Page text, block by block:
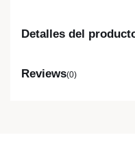
Detalles del
Reviews(0)